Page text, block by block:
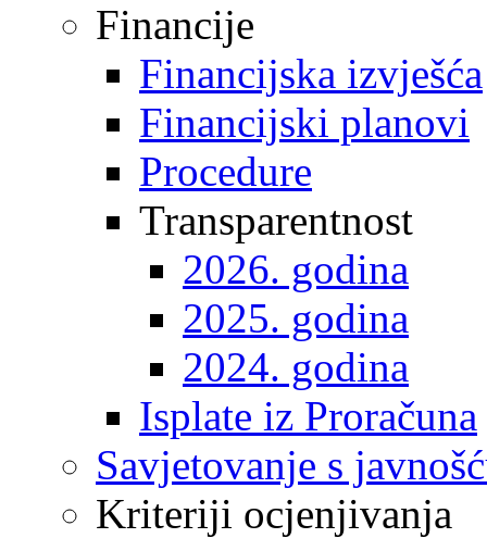
Financije
Financijska izvješća
Financijski planovi
Procedure
Transparentnost
2026. godina
2025. godina
2024. godina
Isplate iz Proračuna
Savjetovanje s
Kriteriji ocjenjivanja